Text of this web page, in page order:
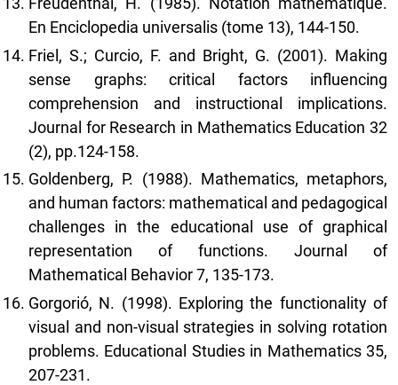
En Enciclopedia universalis (tome 13), 144-150.
Friel, S.; Curcio, F. and Bright, G. (2001). Making
sense graphs: critical factors influencing
comprehension and instructional implications.
Journal for Research in Mathematics Education 32
(2), pp.124-158.
Goldenberg, P. (1988). Mathematics, metaphors,
and human factors: mathematical and pedagogical
challenges in the educational use of graphical
representation of functions. Journal of
Mathematical Behavior 7, 135-173.
Gorgorió, N. (1998). Exploring the functionality of
visual and non-visual strategies in solving rotation
problems. Educational Studies in Mathematics 35,
207-231.